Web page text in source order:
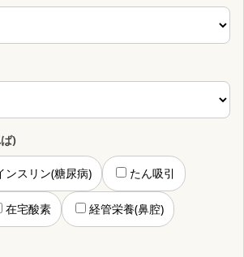
)
ンスリン(糖尿病) たん吸引
在宅酸素 経管栄養(鼻腔)